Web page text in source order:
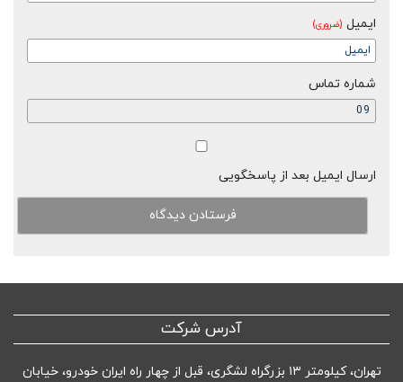
ایمیل (ضروری)
شماره تماس
ارسال ایمیل بعد از پاسخگویی
آدرس شرکت
تهران، کیلومتر ۱۳ بزرگراه لشگری، قبل از چهار راه ایران خودرو، خیابان